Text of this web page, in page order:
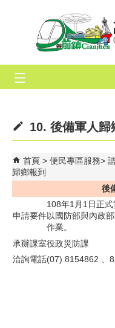
跳到主要內容區塊
10. 後備軍人歸
首頁 便民專區服務
歸鄉報到
後
申請要件
108年1月1日正式
以國防部與內政
作業。
承辦課室役政災防課
洽詢電話(07) 8154862 、